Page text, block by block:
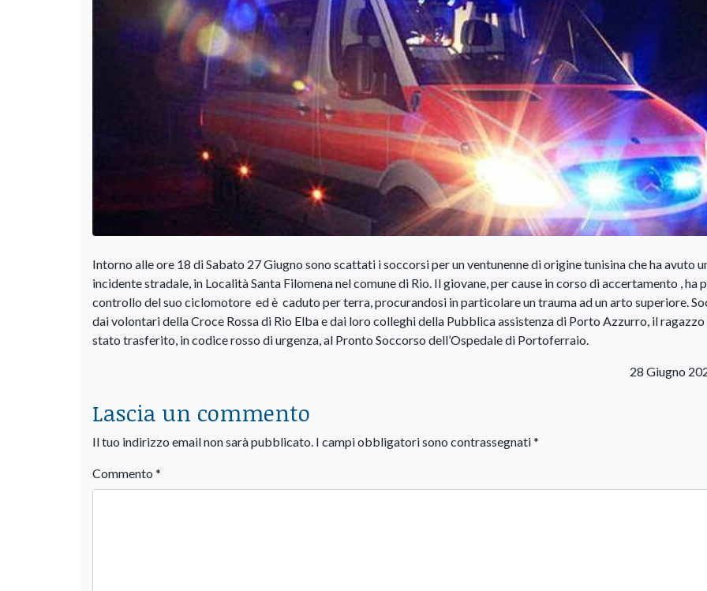
Intorno alle ore 18 di Sabato 27 Giugno sono scattati i soccorsi per un ventunenne di origine tunisina che ha avuto
incidente stradale, in Località Santa Filomena nel comune di Rio. Il giovane, per cause in corso di accertamento , ha
controllo del suo ciclomotore ed è caduto per terra, procurandosi in particolare un trauma ad un arto superiore.
dai volontari della Croce Rossa di Rio Elba e dai loro colleghi della Pubblica assistenza di Porto Azzurro, il ragazzo
stato trasferito, in codice rosso di urgenza, al Pronto Soccorso dell’Ospedale di Portoferraio.
28 Giugno
Lascia un commento
Il tuo indirizzo email non sarà pubblicato. I campi obbligatori sono contrassegnati*
Commento *